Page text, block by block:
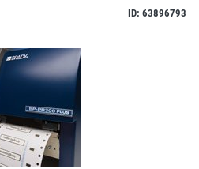
ID: 63896793